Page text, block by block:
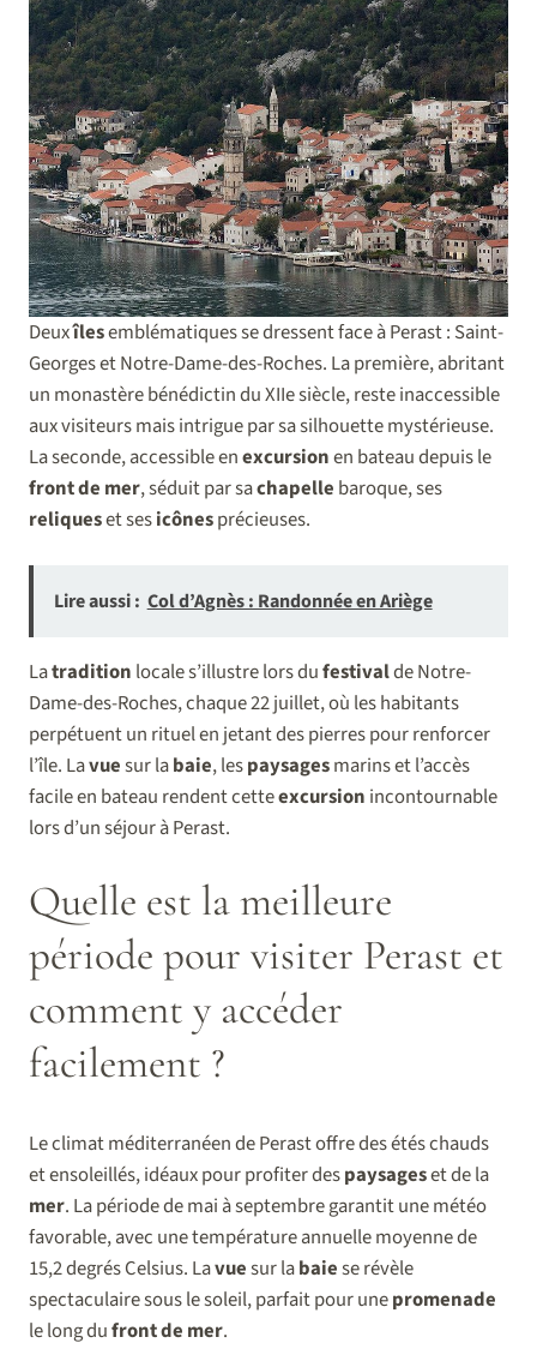
Deuxîlesemblématiques se dressent face à Perast : Saint-
Georges et Notre-Dame-des-Roches. La première, abritant
un monastère bénédictin du XIIe siècle, reste inaccessible
aux visiteurs mais intrigue par sa silhouette mystérieuse.
La seconde, accessible enexcursionen bateau depuis le
front de mer, séduit par sachapelle baroque, ses
reliqueset sesicônesprécieuses.
Lire aussi : Col d’Agnès : Randonnée en Ariège
Latradition locale s’illustre lors dufestivalde Notre-
Dame-des-Roches, chaque 22 juillet, où les habitants
perpétuent un rituel en jetant des pierres pour renforcer
l’île. Lavuesur labaie, lespaysagesmarins et l’accès
facile en bateau rendent cetteexcursion incontournable
lors d’un séjour à Perast.
Quelle est la meilleure
période pour visiter Perast et
comment y accéder
facilement ?
Le climat méditerranéen de Perast offre des étés chauds
et ensoleillés, idéaux pour profiter despaysageset de la
mer. La période de mai à septembre garantit une météo
favorable, avec une température annuelle moyenne de
15,2 degrés Celsius. Lavuesur labaiese révèle
spectaculaire sous le soleil, parfait pour unepromenade
le long dufront de mer.